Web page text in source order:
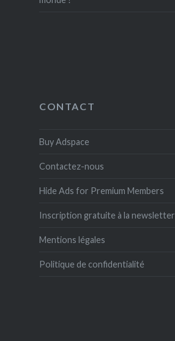
CONTACT
Buy Adspace
Contactez-nous
Hide Ads for Premium Members
Inscription gratuite à la newsletter
Mentions légales
Politique de confidentialité